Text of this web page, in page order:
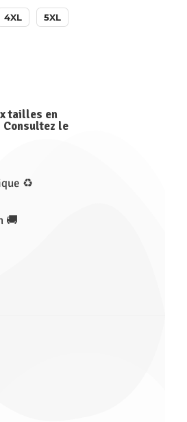
4XL 5XL
tailles en
Consultez le
♻
🚚